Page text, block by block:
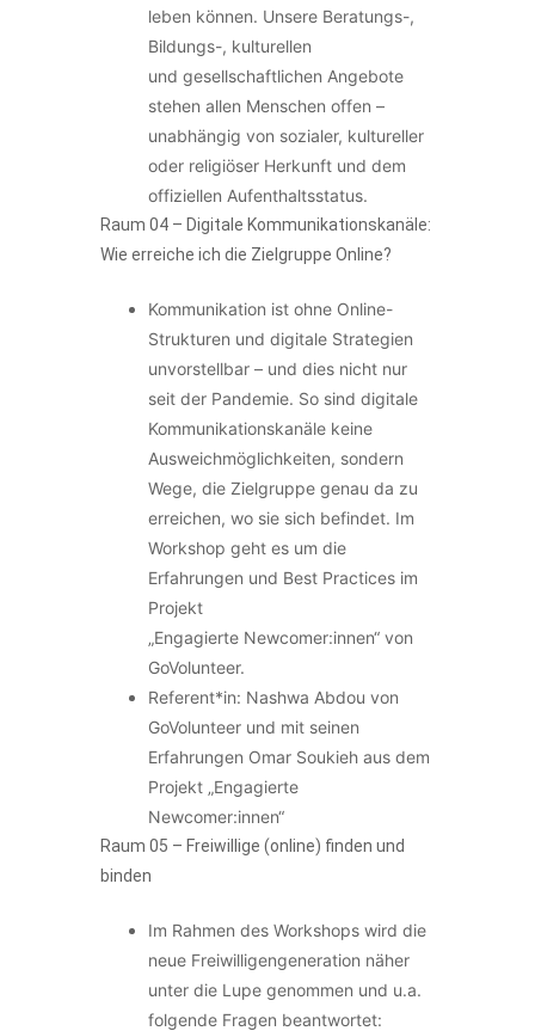
leben können. Unsere Beratungs-,
Bildungs-, kulturellen
und gesellschaftlichen Angebote
stehen allen Menschen offen –
unabhängig von sozialer, kultureller
oder religiöser Herkunft und dem
offiziellen Aufenthaltsstatus.
Raum 04 – Digitale Kommunikationskanäle:
Wie erreiche ich die Zielgruppe Online?
Kommunikation ist ohne Online-
Strukturen und digitale Strategien
unvorstellbar – und dies nicht nur
seit der Pandemie. So sind digitale
Kommunikationskanäle keine
Ausweichmöglichkeiten, sondern
Wege, die Zielgruppe genau da zu
erreichen, wo sie sich befindet. Im
Workshop geht es um die
Erfahrungen und Best Practices im
Projekt
„Engagierte Newcomer:innen“ von
GoVolunteer.
Referent*in: Nashwa Abdou von
GoVolunteer und mit seinen
Erfahrungen Omar Soukieh aus dem
Projekt „Engagierte
Newcomer:innen“
Raum 05 – Freiwillige (online) finden und
binden
Im Rahmen des Workshops wird die
neue Freiwilligengeneration näher
unter die Lupe genommen und u.a.
folgende Fragen beantwortet: